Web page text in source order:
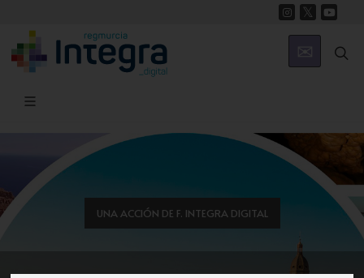
UNA ACCIÓN DE F. INTEGRA DIGITAL